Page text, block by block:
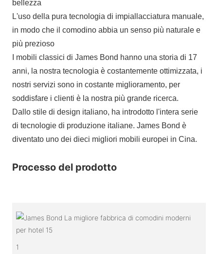
bellezza
L'uso della pura tecnologia di impiallacciatura manuale,
in modo che il comodino abbia un senso più naturale e
più prezioso
I mobili classici di James Bond hanno una storia di 17
anni, la nostra tecnologia è costantemente ottimizzata, i
nostri servizi sono in costante miglioramento, per
soddisfare i clienti è la nostra più grande ricerca.
Dallo stile di design italiano, ha introdotto l'intera serie
di tecnologie di produzione italiane. James Bond è
diventato uno dei dieci migliori mobili europei in Cina.
Processo del prodotto
1